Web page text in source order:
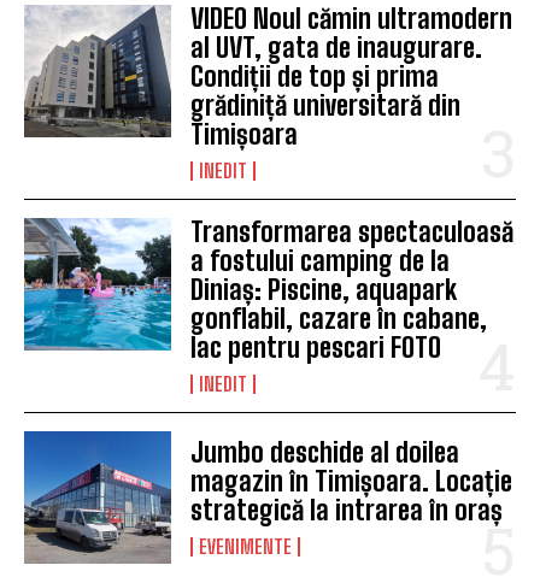
VIDEO Noul cămin ultramodern
al UVT, gata de inaugurare.
Condiții de top și prima
grădiniță universitară din
Timișoara
INEDIT
Transformarea spectaculoasă
a fostului camping de la
Diniaș: Piscine, aquapark
gonflabil, cazare în cabane,
lac pentru pescari FOTO
INEDIT
Jumbo deschide al doilea
magazin în Timișoara. Locație
strategică la intrarea în oraș
EVENIMENTE